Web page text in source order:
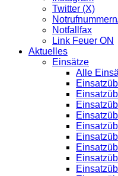
Twitter (X)
Notfallfax
Link Feuer ON
Aktuelles
Einsätze
Alle